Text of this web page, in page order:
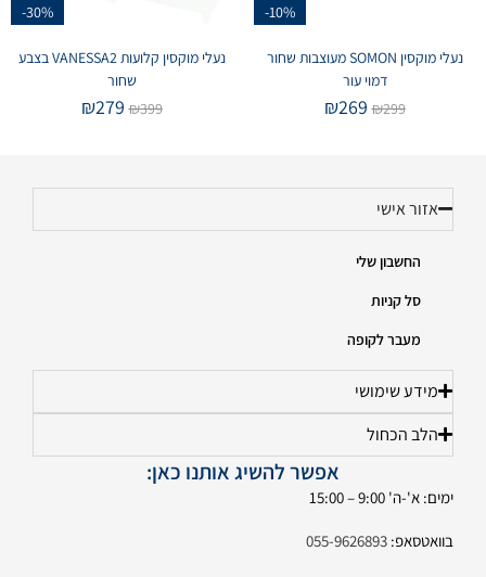
-10%
נעלי מוקסין SOMON מעוצבות שחור
דמוי עור
₪299
₪269
-30%
נעלי מוקסין קלועות VANESSA2 בצבע
שחור
₪399
₪279
אזור אישי
החשבון שלי
סל קניות
מעבר לקופה
מידע שימושי
הלב הכחול
אפשר להשיג אותנו כאן:
ימים: א'-ה' 9:00 – 15:00
בוואטסאפ: 055-9626893